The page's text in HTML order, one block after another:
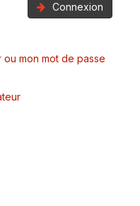
Connexion
mon mot de passe